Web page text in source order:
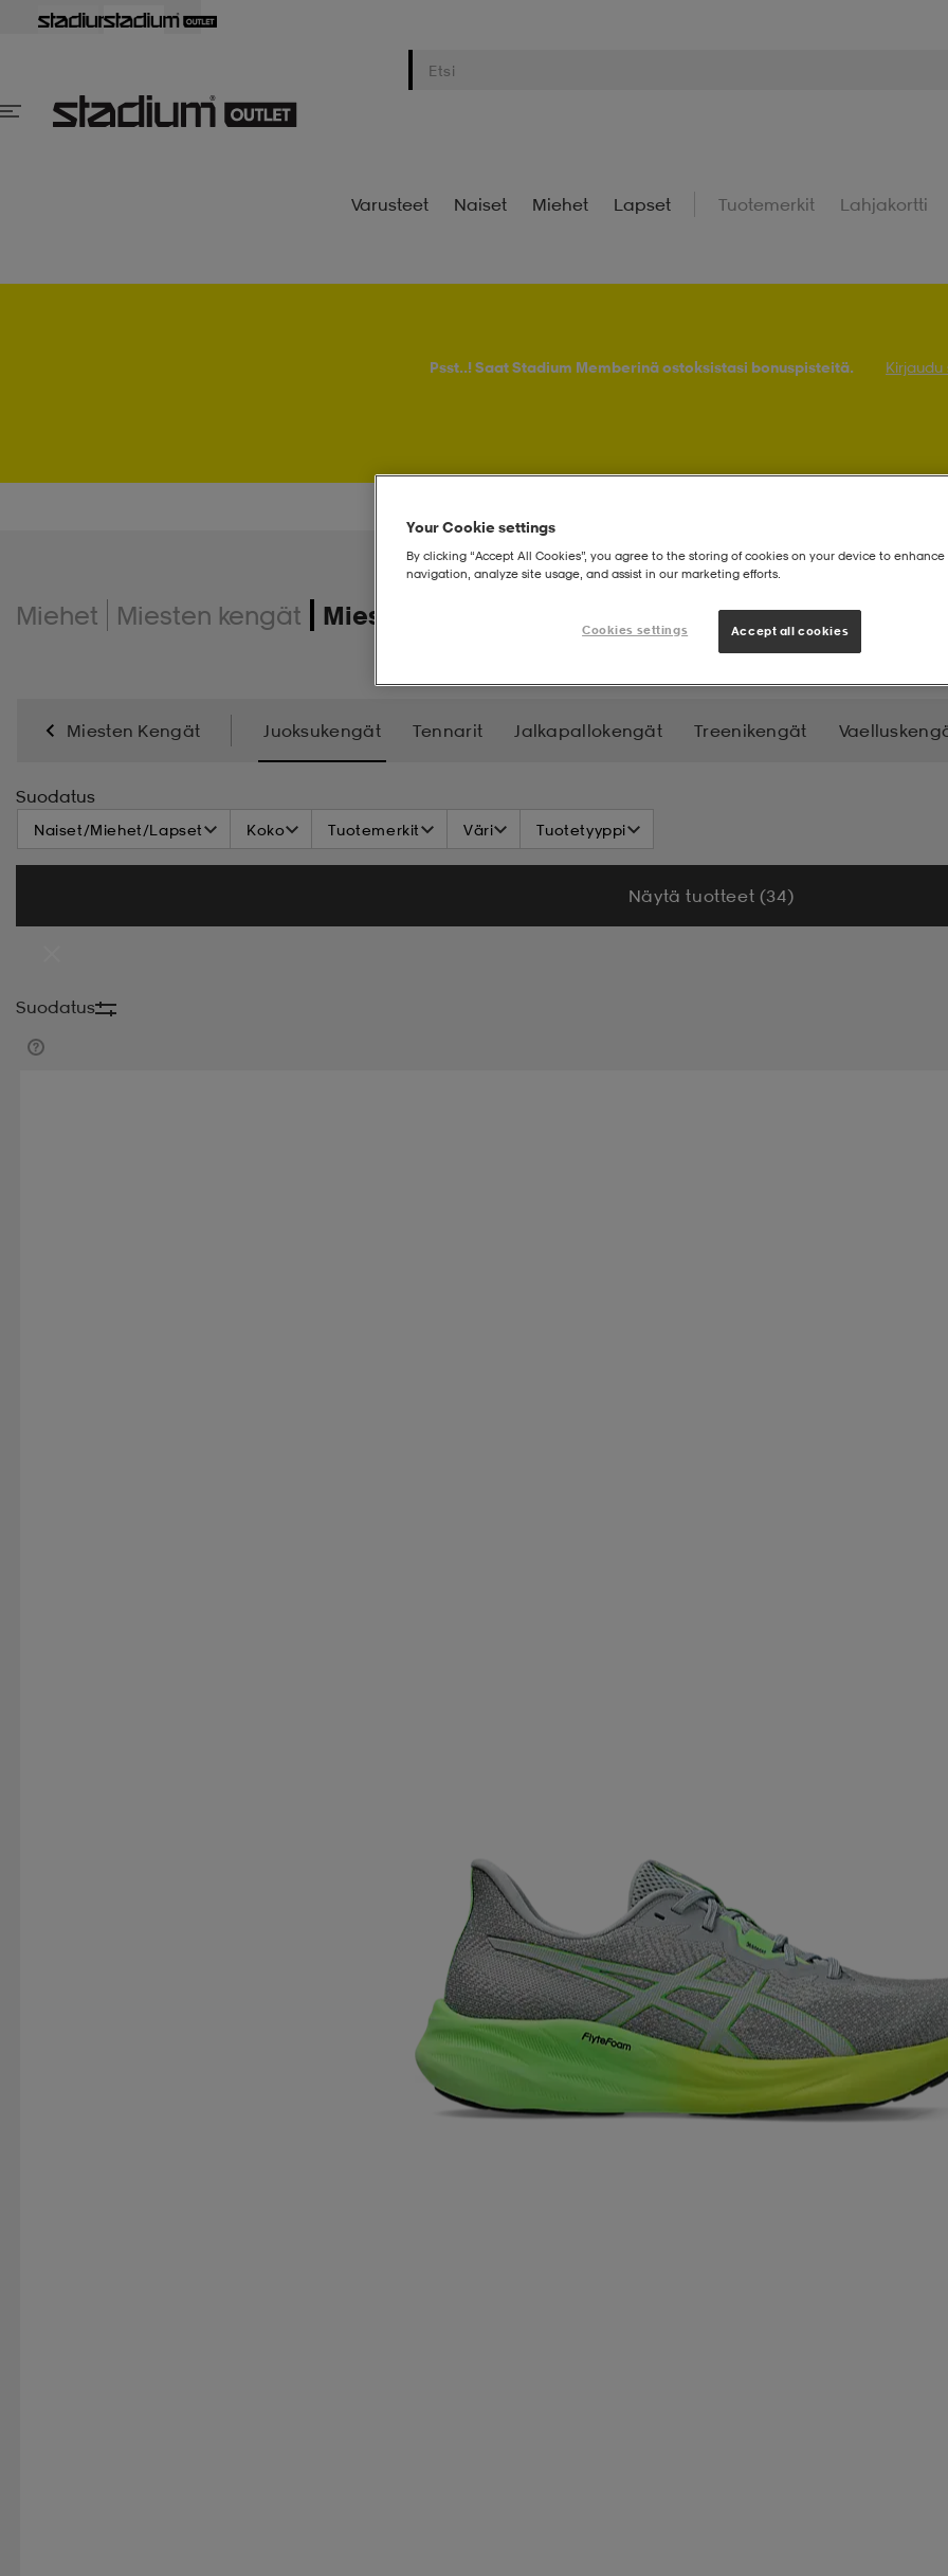
Varusteet Naiset Miehet Lapset Tuotemerkit Lahjakortti
Psst..! Saat Stadium Memberinä ostoksistasi bonuspisteitä. Kirjaudu
Miehet Miesten kengät Miesten juoksukengät
Miesten Kengät Juoksukengät Tennarit Jalkapallokengät Treenikengät
Sisäpelikengät
Suodatus
Naiset/Miehet/Lapset Koko Tuotemerkit Väri Tuotetyyppi
Näytä tuotteet (34)
Suodatus
Your Cookie settings
By clicking “Accept All Cookies”, you agree to the storing of cookies on your device to enhance
navigation, analyze site usage, and assist in our marketing efforts.
Cookies settings Accept all cookies